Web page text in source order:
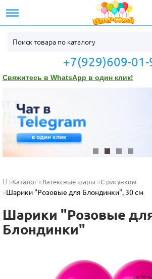
+7(929)609-01-
Свяжитесь в WhatsApp в один клик!
Каталог Латексные шары С рисунком
Шарики "Розовые для Блондинки", 30 см
Шарики "Розовые
Блондинки"